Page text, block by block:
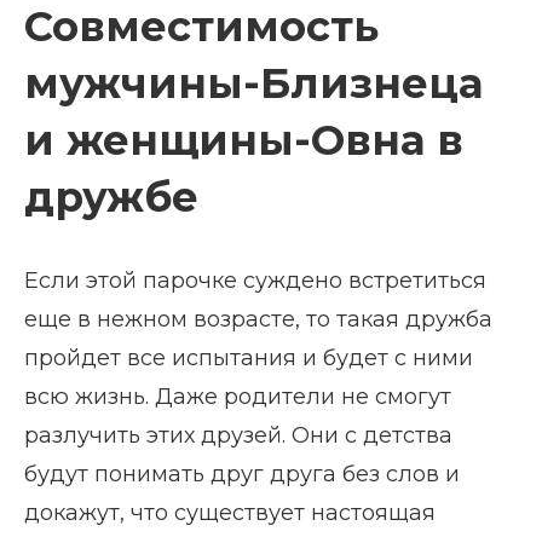
Совместимость
мужчины-Близнеца
и женщины-Овна в
дружбе
Если этой парочке суждено встретиться
еще в нежном возрасте, то такая дружба
пройдет все испытания и будет с ними
всю жизнь. Даже родители не смогут
разлучить этих друзей. Они с детства
будут понимать друг друга без слов и
докажут, что существует настоящая